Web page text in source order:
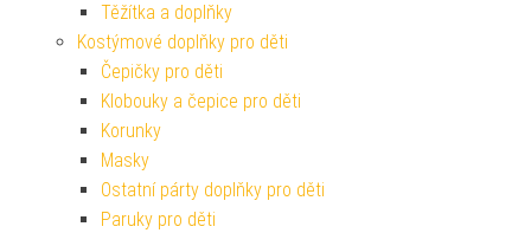
Těžítka a doplňky
Kostýmové doplňky pro děti
Čepičky pro děti
Klobouky a čepice pro děti
Korunky
Masky
Ostatní párty doplňky pro děti
Paruky pro děti